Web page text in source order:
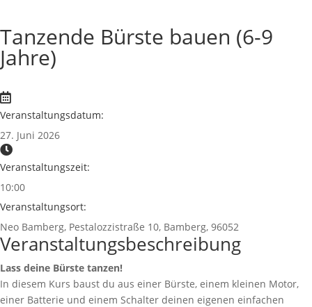
Tanzende Bürste bauen (6-9
Jahre)
Veranstaltungsdatum:
27. Juni 2026
Veranstaltungszeit:
10:00
Veranstaltungsort:
Neo Bamberg, Pestalozzistraße 10, Bamberg, 96052
Veranstaltungsbeschreibung
Lass deine Bürste tanzen!
In diesem Kurs baust du aus einer Bürste, einem kleinen Motor,
einer Batterie und einem Schalter deinen eigenen einfachen